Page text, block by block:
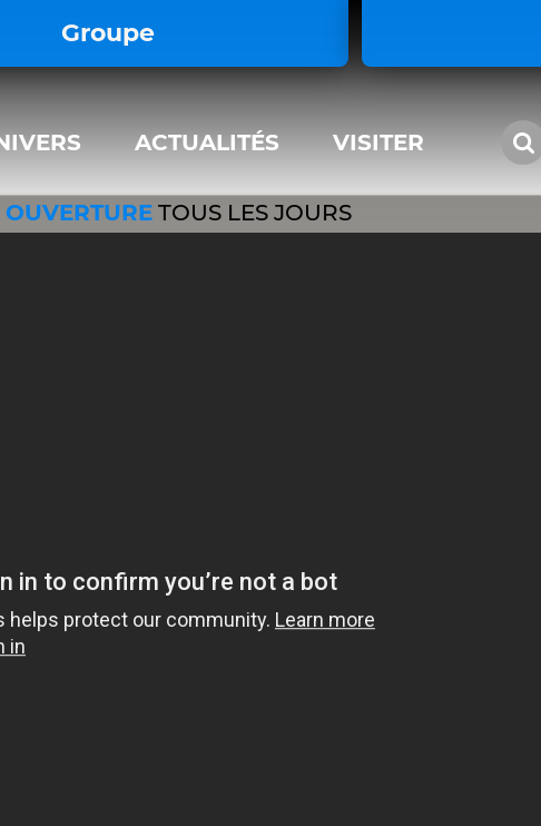
style>
Groupe
ACTUALITÉS VISITER
OUVERTURETOUS LES JOURS